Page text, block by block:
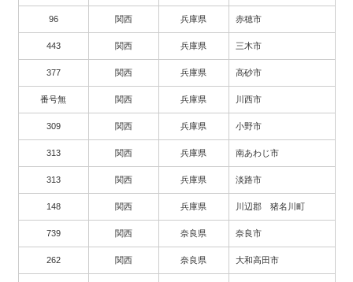
96 関西 兵庫県 赤穂市
443 関西 兵庫県 三木市
377 関西 兵庫県 高砂市
番号無 関西 兵庫県 川西市
309 関西 兵庫県 小野市
313 関西 兵庫県 南あわじ市
313 関西 兵庫県 淡路市
148 関西 兵庫県 川辺郡 猪名川町
739 関西 奈良県 奈良市
262 関西 奈良県 大和高田市